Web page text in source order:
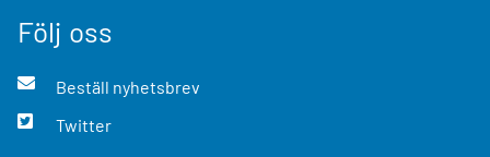
Följ oss
Beställ nyhetsbrev
Twitter